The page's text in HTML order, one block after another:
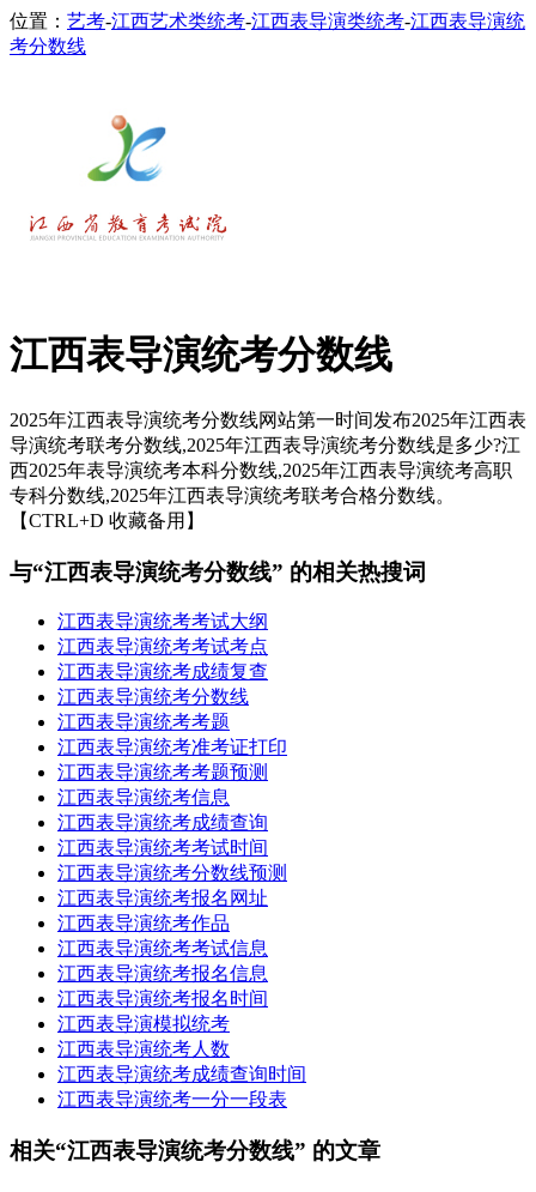
位置： 艺考-江西艺术类统考-江西表导演类统考-江西表导演统
考分数线
江西表导演统考分数线
2025年江西表导演统考分数线网站第一时间发布2025年江西表
导演统考联考分数线,2025年江西表导演统考分数线是多少?江
西2025年表导演统考本科分数线,2025年江西表导演统考高职
专科分数线,2025年江西表导演统考联考合格分数线。
【CTRL+D 收藏备用】
与“江西表导演统考分数线” 的相关热搜词
江西表导演统考考试大纲
江西表导演统考考试考点
江西表导演统考成绩复查
江西表导演统考分数线
江西表导演统考考题
江西表导演统考准考证打印
江西表导演统考考题预测
江西表导演统考信息
江西表导演统考成绩查询
江西表导演统考考试时间
江西表导演统考分数线预测
江西表导演统考报名网址
江西表导演统考作品
江西表导演统考考试信息
江西表导演统考报名信息
江西表导演统考报名时间
江西表导演模拟统考
江西表导演统考人数
江西表导演统考成绩查询时间
江西表导演统考一分一段表
相关“江西表导演统考分数线” 的文章